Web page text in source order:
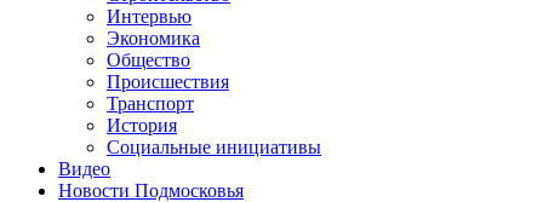
Интервью
Экономика
Общество
Происшествия
Транспорт
История
Социальные инициативы
Видео
Новости Подмосковья